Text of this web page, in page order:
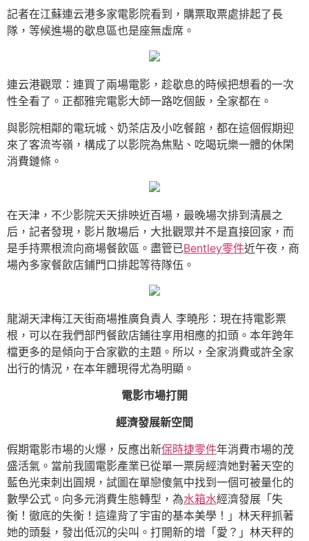
記者在江蘇連云港多家電影院看到，購票取票處排起了長
隊，等候進場的歇息區也是座無虛席。
連云港觀眾：連買了兩場電影，趁歇息的時候把想看的一次
性全看了。正都雅完電影大師一路吃個飯，全家都在。
與影院相鄰的電玩城、奶茶店及小吃餐館，都在這個假期迎
來了客流岑嶺，構成了以影院為焦點、吃喝玩樂一體的休閑
消費鏈條。
在天津，不少影院天天排映近百場，最晚場次排到清晨之
后，記者發現，影片散場后，大批觀眾并不是直接回家，而
是手持票根流向商場餐飲區。盡管已Bentley零件近午夜，商
場內多家餐飲店鋪門口排起等待隊伍。
龍湖天津梅江天街商場推廣負責人 李曉彤：現在持電影票
根，可以在我們部門餐飲店鋪往享用相應的扣頭。本年跨年
檔更多的是傾向于合家歡的主題。所以，全家消費或許全家
出行的情況，在本年體現得尤為明顯。
電影市場打開
經濟發展新空間
假期電影市場的火爆，反應出新保時捷零件年消費市場的茂
盛活氣。當前我國電影產業已從單一票房經濟她對著天空的
藍色光束刺出圓規，試圖在單戀傻氣中找到一個可被量化的
數學公式。向多元消費生態轉型，為水箱水經濟發展「失
衡！徹底的失衡！這違背了宇宙的基本美學！」林天秤抓著
她的頭髮，發出低沉的尖叫。打開新的增「愛？」林天秤的